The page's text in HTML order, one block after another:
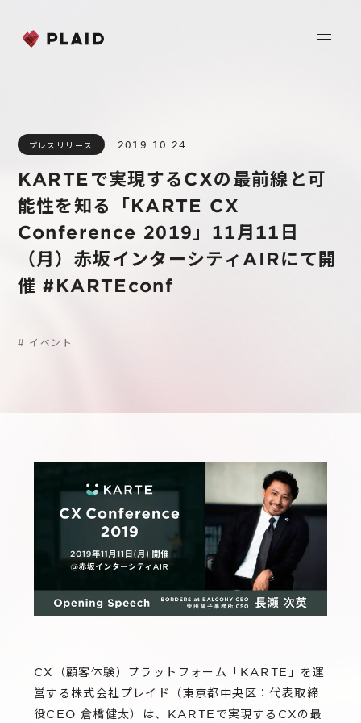
会社情報
Purpose & Mission
会社概要
経営メンバー
事業内容
プレイド
CXプラットフォーム KARTE
CloudFit
ニュース
IR情報
経営情報
IRライブラリ
IRカレンダー
株式情報
採用情報
新卒採用
お問い合わせ
プレスリリース 2019.10.24
KARTEで実現するCXの最前線と可
能性を知る「KARTE CX
Conference 2019」11月11日
（月）赤坂インターシティAIRにて開
催 #KARTEconf
# イベント
CX（顧客体験）プラットフォーム「KARTE」を運
営する株式会社プレイド（東京都中央区：代表取締
役CEO 倉橋健太）は、KARTEで実現するCXの最